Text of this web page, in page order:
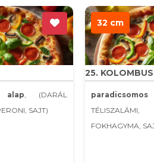
alap, (DARÁL
SAJT)
32 cm
25.
FOKHAGYMA,